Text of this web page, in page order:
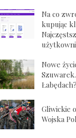
Na co
kupując
Nowe
Łabędach?
Gliwickie
Wojska